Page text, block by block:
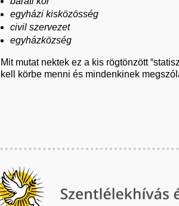
egyházi kisközösség
civil szervezet
egyházközség
Mit mutat nektek ez a kis rögtönzött
kell körbe menni és mindenkinek